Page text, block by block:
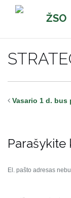
Pereiti
ŽSO
Vasario 1 d.
Parašykite
El. pašto adresas